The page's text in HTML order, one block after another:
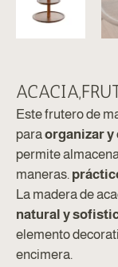
Este frutero de
paraorganizar y
permite
maneras.
La madera de
natural y
elemento
encimera.